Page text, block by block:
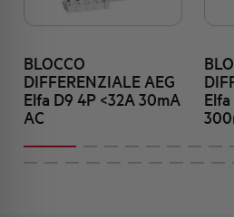
BLOCCO
DIFFERENZIALE AEG
Elfa D9 4P <32A 30mA
AC